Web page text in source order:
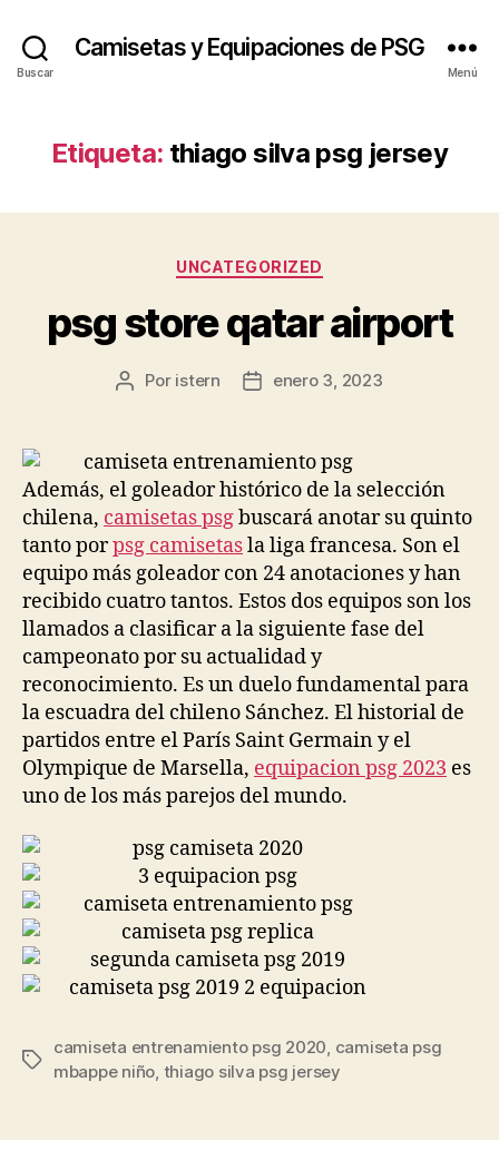
Buscar
Camisetas y Equipaciones de PSG
Menú
Etiqueta: thiago silva psg jersey
Categorías
UNCATEGORIZED
psg store qatar airport
Autor
entrada
Por istern
Fecha
entrada
enero 3, 2023
Además, el goleador histórico de la selección
chilena, camisetas psgbuscará anotar su quinto
tanto porpsg camisetasla liga francesa. Son el
equipo más goleador con 24 anotaciones y han
recibido cuatro tantos. Estos dos equipos son los
llamados a clasificar a la siguiente fase del
campeonato por su actualidad y
reconocimiento. Es un duelo fundamental para
la escuadra del chileno Sánchez. El historial de
partidos entre el París Saint Germain y el
Olympique de Marsella, equipacion psg 2023 es
uno de los más parejos del mundo.
Etiquetas
camiseta entrenamiento psg 2020, camiseta psg
mbappe niño, thiago silva psg jersey